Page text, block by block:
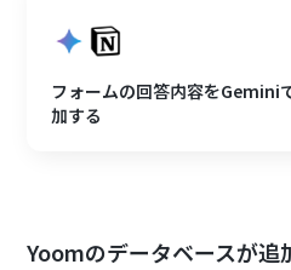
フォームの回答内容を
加する
Yoomのデータベースが